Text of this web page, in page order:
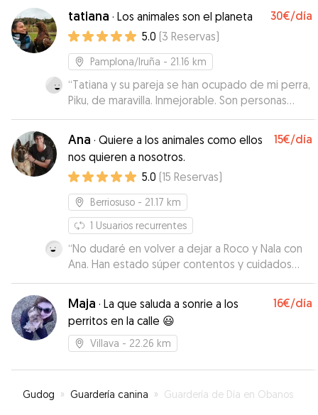
mandaba videos y nos iba contando como
estaba Romeo. Sin duda repetiremos!
tatiana · Los animales son el planeta 30€/día
5.0 (3 Reservas)
Pamplona/Iruña - 21.16 km
“Tatiana y su pareja se han ocupado de mi perra,
Piku, de maravilla. Inmejorable. Son personas
generosas a la escucha de las necesidades del
animal a su cargo, con gran empatía y respeto. ”
Ana · Quiere a los animales como ellos
nos quieren a nosotros.
15€/día
5.0 (15 Reservas)
Berriosuso - 21.17 km
1 Usuarios recurrentes
“No dudaré en volver a dejar a Roco y Nala con
Ana. Han estado súper contentos y cuidados
con ella. Todos los días envío de vídeos para
darte tranquilidad viendo lo bien que están con
ella. Recomendable 100%.”
Maja · La que saluda a sonrie a los
perritos en la calle 😃
16€/día
Villava - 22.26 km
Gudog » Guardería canina » Guardería de Día en Obanos